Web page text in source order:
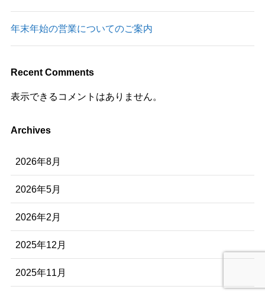
年末年始の営業についてのご案内
Recent Comments
表示できるコメントはありません。
Archives
2026年8月
2026年5月
2026年2月
2025年12月
2025年11月